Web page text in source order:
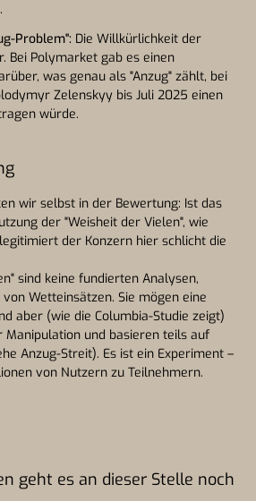
Problem": Die Willkürlichkeit der
Bei Polymarket gab es einen
was genau als "Anzug" zählt, bei
Zelenskyy bis Juli 2025 einen
würde.
wir selbst in der Bewertung: Ist das
der "Weisheit der Vielen", wie
der Konzern hier schlicht die
sind keine fundierten Analysen,
Wetteinsätzen. Sie mögen eine
aber (wie die Columbia-Studie zeigt)
und basieren teils auf
Anzug-Streit). Es ist ein Experiment –
von Nutzern zu Teilnehmern.
geht es an dieser Stelle noch